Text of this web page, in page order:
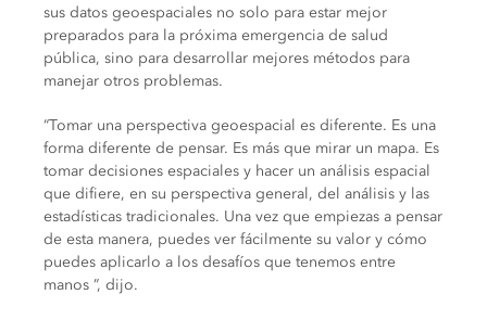
sus datos geoespaciales no solo para estar mejor
preparados para la próxima emergencia de salud
pública, sino para desarrollar mejores métodos para
manejar otros problemas.
“Tomar una perspectiva geoespacial es diferente. Es una
forma diferente de pensar. Es más que mirar un mapa. Es
tomar decisiones espaciales y hacer un análisis espacial
que difiere, en su perspectiva general, del análisis y las
estadísticas tradicionales. Una vez que empiezas a pensar
de esta manera, puedes ver fácilmente su valor y cómo
puedes aplicarlo a los desafíos que tenemos entre
manos ”, dijo.